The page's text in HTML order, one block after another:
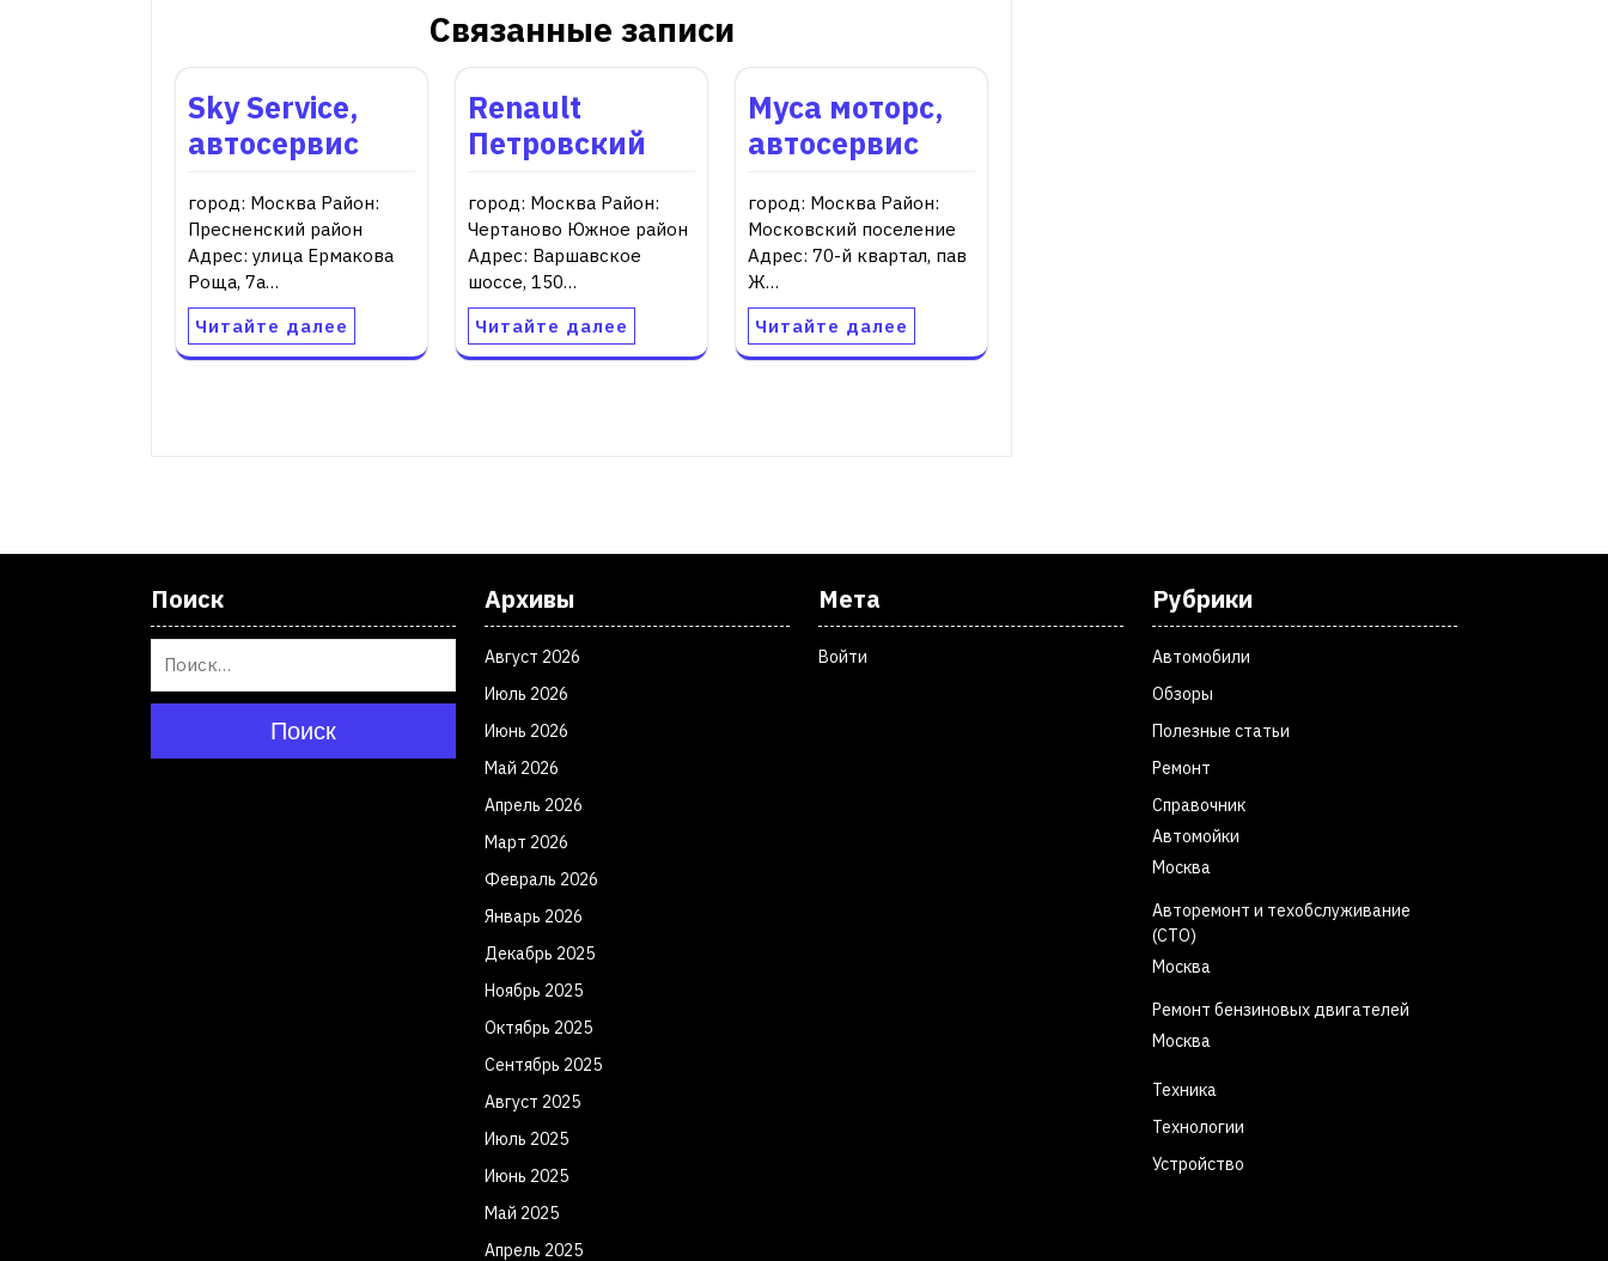
Связанные записи
Sky Service,
автосервис
город: Москва Район:
Пресненский район
Адрес: улица Ермакова
Роща, 7а…
Читайте далее
Renault
Петровский
город: Москва Район:
Чертаново Южное район
Адрес: Варшавское
шоссе, 150…
Читайте далее
Муса моторс,
автосервис
город: Москва Район:
Московский поселение
Адрес: 70-й квартал, пав
Ж…
Читайте далее
Поиск
Поиск
Архивы
Август 2026
Июль 2026
Июнь 2026
Май 2026
Апрель 2026
Март 2026
Февраль 2026
Январь 2026
Декабрь 2025
Ноябрь 2025
Октябрь 2025
Сентябрь 2025
Август 2025
Июль 2025
Июнь 2025
Май 2025
Апрель 2025
Мета
Войти
Рубрики
Автомобили
Обзоры
Полезные статьи
Ремонт
Справочник
Автомойки
Москва
Авторемонт и техобслуживание
(СТО)
Москва
Ремонт бензиновых двигателей
Москва
Техника
Технологии
Устройство